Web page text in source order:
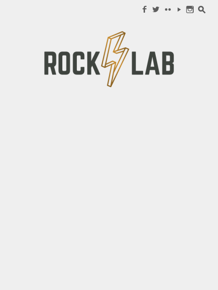
f w c y n s